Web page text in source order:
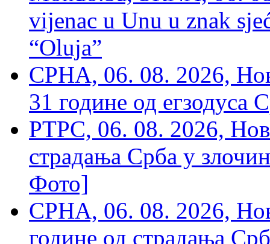
vijenac u Unu u znak
“Oluja”
СРНА, 06. 08. 2026,
31 године од егзодуса
РТРС, 06. 08. 2026,
страдања Срба у
Фото]
СРНА, 06. 08. 2026,
године од страдања